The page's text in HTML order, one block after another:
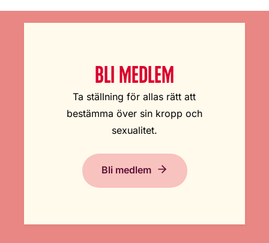
BLI MEDLEM
Ta ställning för allas rätt att
bestämma över sin kropp och
sexualitet.
Bli medlem